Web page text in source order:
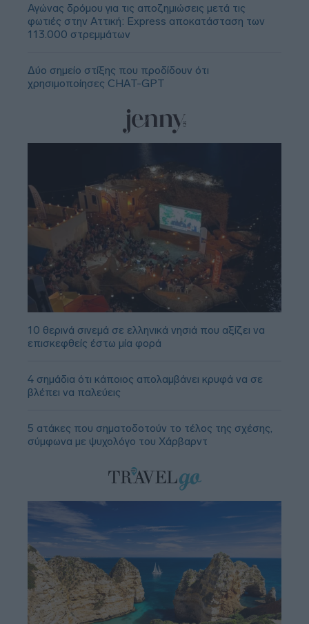
Αγώνας δρόμου για τις αποζημιώσεις μετά τις
φωτιές στην Αττική: Express αποκατάσταση των
113.000 στρεμμάτων
Δύο σημείο στίξης που προδίδουν ότι
χρησιμοποίησες CHAT-GPT
10 θερινά σινεμά σε ελληνικά νησιά που αξίζει να
επισκεφθείς έστω μία φορά
4 σημάδια ότι κάποιος απολαμβάνει κρυφά να σε
βλέπει να παλεύεις
5 ατάκες που σηματοδοτούν το τέλος της σχέσης,
σύμφωνα με ψυχολόγο του Χάρβαρντ